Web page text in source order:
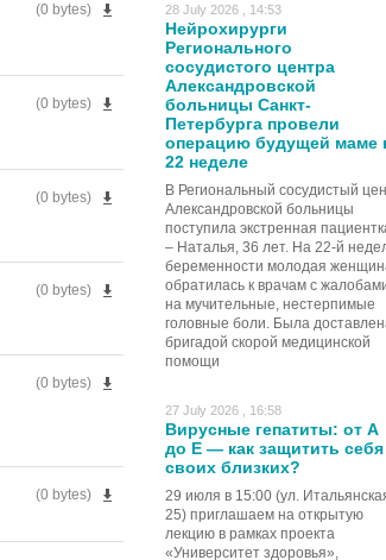
28 July 2026 , 14:53
Нейрохирурги
Регионального
сосудистого центра
Александровской
больницы Санкт-
Петербурга провели
операцию будущей маме
22 неделе
В Региональный сосудистый
Александровской больницы
поступила экстренная
– Наталья, 36 лет. На 22-й
беременности молодая
обратилась к врачам с
на мучительные, нестерпимые
головные боли. Была
бригадой скорой медицинской
помощи
27 July 2026 , 16:58
Вирусные гепатиты: от А
до Е — как защитить себя
своих близких?
29 июля в 15:00 (ул.
25) приглашаем на открытую
лекцию в рамках проекта
«Университет здоровья»,
(0 bytes)
(0 bytes)
(0 bytes)
(0 bytes)
(0 bytes)
(0 bytes)